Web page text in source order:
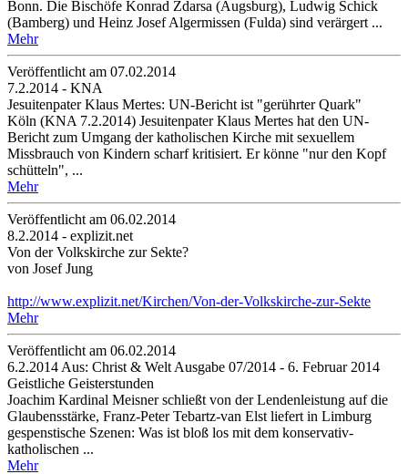
Bonn. Die Bischöfe Konrad Zdarsa (Augsburg), Ludwig Schick
(Bamberg) und Heinz Josef Algermissen (Fulda) sind verärgert ...
Mehr
Veröffentlicht am 07­.02.2014
7.2.2014 - KNA
Jesuitenpater Klaus Mertes: UN-Bericht ist "gerührter Quark"
Köln (KNA 7.2.2014) Jesuitenpater Klaus Mertes hat den UN-
Bericht zum Umgang der katholischen Kirche mit sexuellem
Missbrauch von Kindern scharf kritisiert. Er könne "nur den Kopf
schütteln", ...
Mehr
Veröffentlicht am 06­.02.2014
8.2.2014 - explizit.net
Von der Volkskirche zur Sekte?
von Josef Jung
http://www.explizit.net/Kirchen/Von-der-Volkskirche-zur-Sekte
Mehr
Veröffentlicht am 06­.02.2014
6.2.2014 Aus: Christ & Welt Ausgabe 07/2014 - 6. Februar 2014
Geistliche Geisterstunden
Joachim Kardinal Meisner schließt von der Lendenleistung auf die
Glaubensstärke, Franz-Peter Tebartz-van Elst liefert in Limburg
gespenstische Szenen: Was ist bloß los mit dem konservativ-
katholischen ...
Mehr